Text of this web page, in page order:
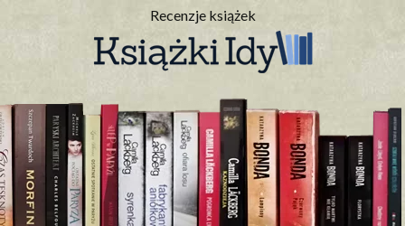
Recenzje książek